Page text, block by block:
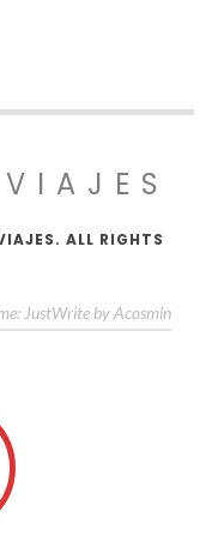
ALL RIGHTS
JustWrite by Acosmin